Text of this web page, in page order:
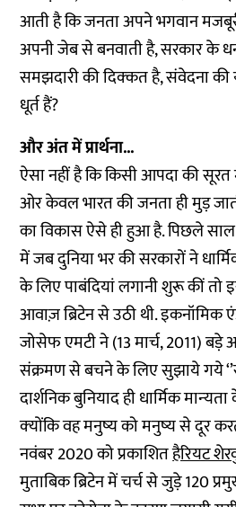
आती है कि जनता अपने भगवान
अपनी जेब से बनवाती है, सरकार के
समझदारी की दिक्‍कत है, संवेदना
धूर्त हैं?
और अंत में प्रार्थना...
ऐसा नहीं है कि किसी आपदा की
ओर केवल भारत की जनता ही मुड़
का विकास ऐसे ही हुआ है. पिछले
में जब दुनिया भर की सरकारों ने
के लिए पाबंदियां लगानी शुरू कीं
आवाज़ ब्रिटेन से उठी थी. इकनॉमिक
जोसेफ एमटी ने (13 मार्च, 2011)
संक्रमण से बचने के लिए सुझाये गये
दार्शनिक बुनियाद ही धार्मिक
क्‍योंकि वह मनुष्‍य को मनुष्‍य से दूर
नवंबर 2020 को प्रकाशितहैरियट
मुताबिक ब्रिटेन में चर्च से जुड़े 120